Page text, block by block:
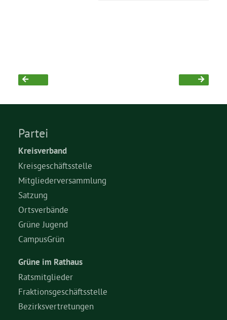
Aktuelles
Termine
Kontakt
Partei
Kreisverband
Kreisgeschäftsstelle
Mitgliederversammlung
Satzung
Ortsverbände
Grüne Jugend
CampusGrün
Grüne im Rathaus
Ratsmitglieder
Fraktionsgeschäftsstelle
Bezirksvertretungen